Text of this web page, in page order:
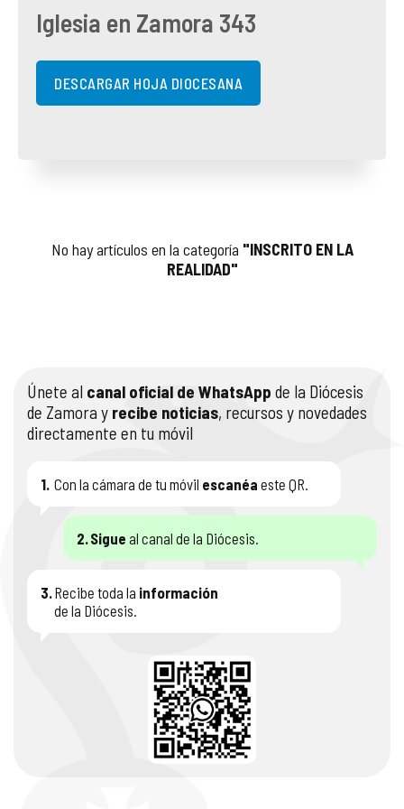
Iglesia en Zamora 343
DESCARGAR HOJA DIOCESANA
No hay artículos en la categoría "INSCRITO EN LA
REALIDAD"
Únete al canal oficial de WhatsApp de la Diócesis
de Zamora y recibe noticias, recursos y novedades
directamente en tu móvil
1. Con la cámara de tu móvil escanéa este QR.
2.Sigue al canal de la Diócesis.
3.Recibe toda la información
de la Diócesis.
COMPLIANCE
DOCTRINA DE LA IGLESIA
PASTORAL SAMARITANA
CENTROS SOCIALES
IMÁGENES
VÍDEOS